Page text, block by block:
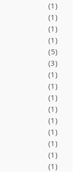
(1)
(1)
(1)
(1)
(5)
(3)
(1)
(1)
(1)
(1)
(1)
(1)
(1)
(1)
(1)